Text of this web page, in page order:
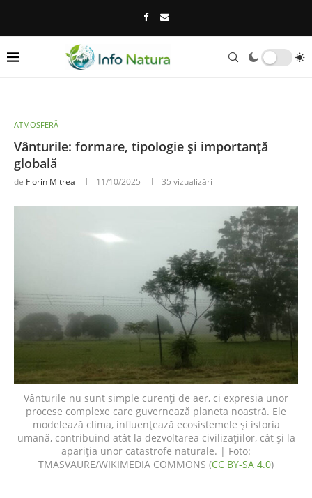
ATMOSFERĂ
Vânturile: formare, tipologie și importanță
globală
de Florin Mitrea 11/10/2025 35 vizualizări
Vânturile nu sunt simple curenți de aer, ci expresia unor
procese complexe care guvernează planeta noastră. Ele
modelează clima, influențează ecosistemele și istoria
umană, contribuind atât la dezvoltarea civilizațiilor, cât și la
apariția unor catastrofe naturale. | Foto:
TMASVAURE/WIKIMEDIA COMMONS (CC BY-SA 4.0)